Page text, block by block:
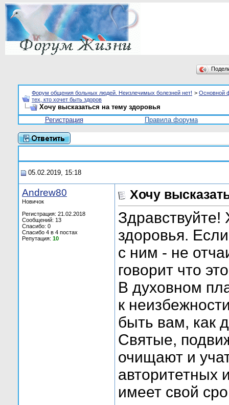
Форум общения больных людей. Неизлечимых болезней нет! > Основной
тех, кто хочет быть здоров
Хочу высказаться на тему здоровья
Регистрация
Правила форума
05.02.2019, 15:18
Andrew80
Новичок
Регистрация: 21.02.2018
Сообщений: 13
Спасибо: 0
Спасибо 4 в 4 постах
Репутация: 10
Хочу
Здравствуйте!
здоровья.
с ним - не
говорит что
В духовном
к
быть вам, как
Святые,
очищают и
авторитетных
имеет свой